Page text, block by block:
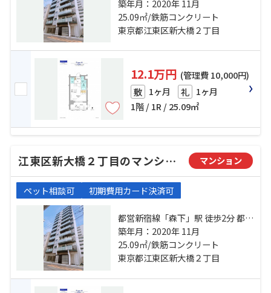
新宿線「浜町」駅 徒歩10分 半蔵門
線「清澄白河」駅 徒歩13分
築年月：2020年 11月
25.09㎡/鉄筋コンクリート
東京都江東区新大橋２丁目
12.1万円 (管理費 10,000円)
敷 1ヶ月 礼 1ヶ月
1階 / 1R / 25.09㎡
江東区新大橋２丁目のマンション マンション
ペット相談可 初期費用カード決済可
都営新宿線「森下」駅 徒歩2分 都営
新宿線「浜町」駅 徒歩10分 半蔵門
線「清澄白河」駅 徒歩13分
築年月：2020年 11月
25.09㎡/鉄筋コンクリート
東京都江東区新大橋２丁目